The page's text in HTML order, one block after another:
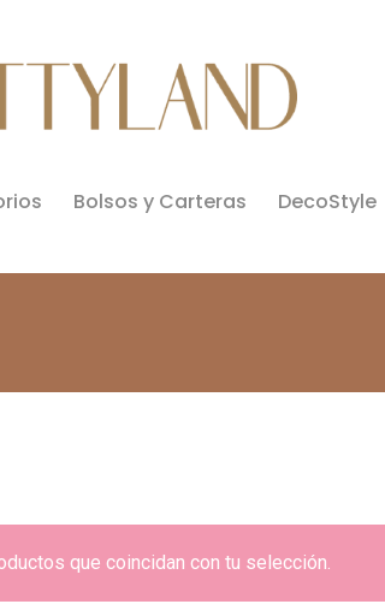
Bolsos y Carteras DecoStyle
que coincidan con tu selección.